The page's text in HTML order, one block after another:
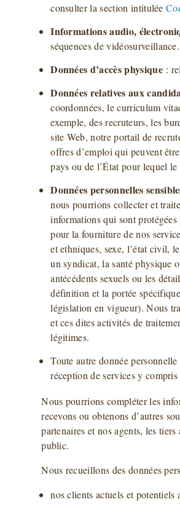
consulter la section intitulée
Informations audio,
séquences de vidéosurveillance.
Données d’accès physique:
Données relatives aux
coordonnées, le curriculum
exemple, des recruteurs, les
site Web, notre portail de
offres d’emploi qui peuvent
pays ou de l’État pour lequel
Données personnelles
nous pourrions collecter et
informations qui sont
pour la fourniture de nos
et ethniques, sexe, l’état civil,
un syndicat, la santé physique
antécédents sexuels ou les
définition et la portée
législation en vigueur). Nous
et ces dites activités de
légitimes.
Toute autre donnée
réception de services y
Nous pourrions compléter les
recevons ou obtenons d’autres
partenaires et nos agents, les
public.
Nous recueillons des données
nos clients actuels et potentiels